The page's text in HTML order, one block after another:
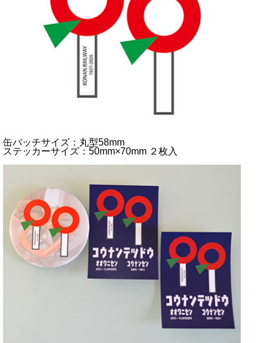
缶バッチサイズ：丸型58mm
ステッカーサイズ：50mm×70mm ２枚入